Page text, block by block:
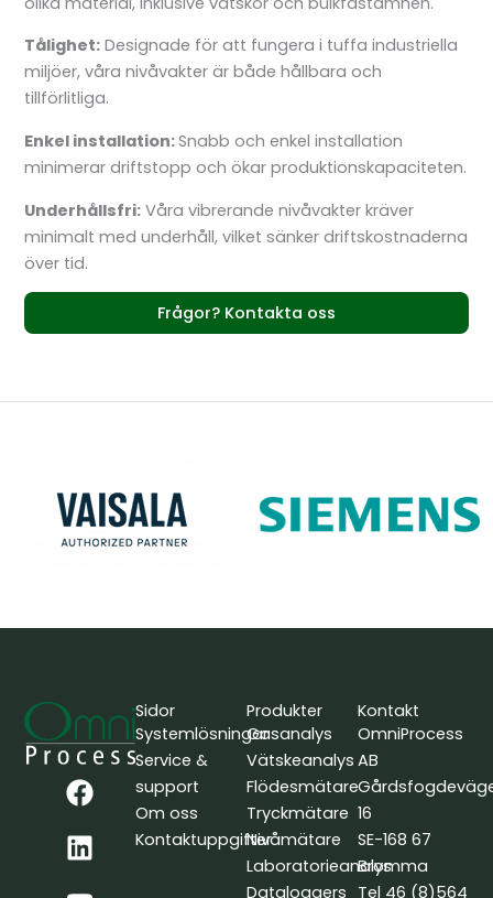
Tålighet: Designade för att fungera i tuffa industriella
miljöer, våra nivåvakter är både hållbara och
tillförlitliga.
Enkel installation:Snabb och enkel installation
minimerar driftstopp och ökar produktionskapaciteten.
Underhållsfri: Våra vibrerande nivåvakter kräver
minimalt med underhåll, vilket sänker driftskostnaderna
över tid.
Frågor? Kontakta oss
F
a
c
e
b
L
i
n
k
e
Y
o
u
t
u
Sidor
Systemlösningar
Service &
support
Om oss
Kontaktuppgifter
Produkter
Gasanalys
Vätskeanalys
Flödesmätare
Tryckmätare
Nivåmätare
Laboratorieanalys
Dataloggers
Kontakt
OmniProcess
AB
16
SE-168 67
Bromma
Tel 46 (8)564